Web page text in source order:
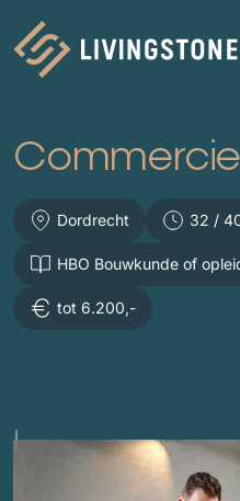
Homepage
Dordrecht 32 /
HBO Bouwkunde of
tot 6.200,-